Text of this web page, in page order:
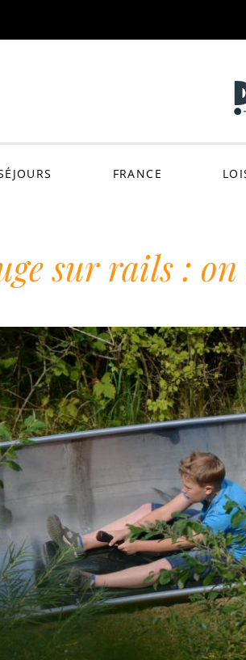
FRANCE
sur rails :